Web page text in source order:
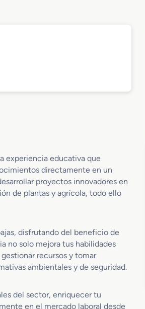
experiencia educativa que
directamente en un
proyectos innovadores en
de plantas y agrícola, todo ello
disfrutando del beneficio de
no solo mejora tus habilidades
recursos y tomar
ambientales y de seguridad.
del sector, enriquecer tu
en el mercado laboral desde